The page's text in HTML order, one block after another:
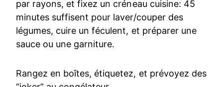
par rayons, et fixez un créneau cuisine: 45
minutes suffisent pour laver/couper des
légumes, cuire un féculent, et préparer une
sauce ou une garniture.
Rangez en boîtes, étiquetez, et prévoyez des